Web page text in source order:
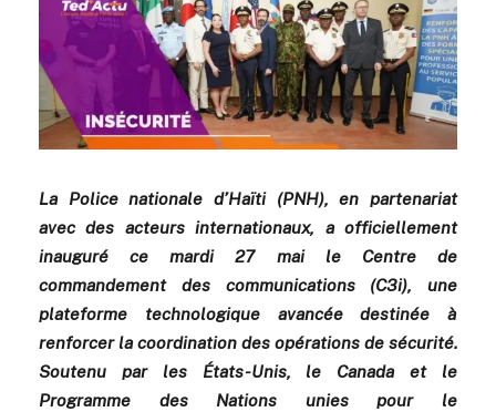
La Police nationale d’Haïti (PNH), en partenariat
avec des acteurs internationaux, a officiellement
inauguré ce mardi 27 mai le Centre de
commandement des communications (C3i), une
plateforme technologique avancée destinée à
renforcer la coordination des opérations de sécurité.
Soutenu par les États-Unis, le Canada et le
Programme des Nations unies pour le